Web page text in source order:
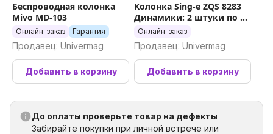
Беспроводная колонка
Mivo MD-103
Онлайн-заказ Гарантия
Продавец: Univermag
Добавить в корзину
Колонка Sing-e ZQS 8283
Динамики: 2 штуки по 8
дюймов 20 Вт x 2
60 Вт
Онлайн-заказ
Продавец: Univermag
Добавить в корзину
До оплаты проверьте товар на дефекты
Забирайте покупки при личной встрече или